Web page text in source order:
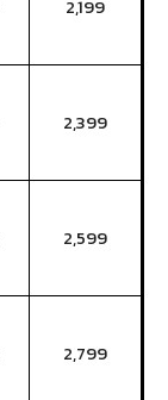
2,199
2,399
2,599
2,799